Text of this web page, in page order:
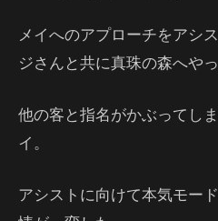
メイへのアプローチをアシ
ジさんと共に真珠の森へやっ
他の客と指名がかぶってし
イ。
アシストに向けて本気モー